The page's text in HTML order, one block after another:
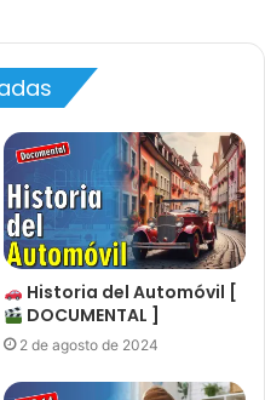
Historia del Automóvil [
DOCUMENTAL ]
2 de agosto de 2024